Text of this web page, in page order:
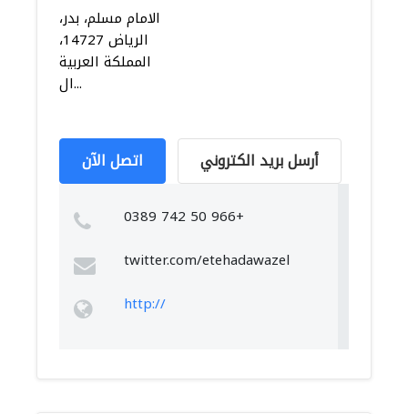
الامام مسلم، بدر،
الرياض 14727،
المملكة العربية
ال...
اتصل الآن أرسل بريد الكتروني
‏+966 50 742 0389‏
twitter.com/etehadawazel
http://